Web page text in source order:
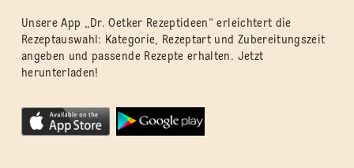
Unsere App „Dr. Oetker Rezeptideen“ erleichtert die
Rezeptauswahl: Kategorie, Rezeptart und Zubereitungszeit
angeben und passende Rezepte erhalten. Jetzt
herunterladen!